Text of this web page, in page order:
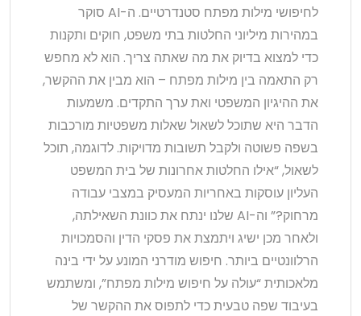
לחיפושי מילות מפתח סטנדרטיים. ה-AI סוקר
במהירות מיליוני החלטות בתי משפט, חוקים ותקנות
כדי למצוא בדיוק את מה שאתה צריך. הוא לא מחפש
רק התאמה בין מילות מפתח – הוא מבין את ההקשר,
את ההיגיון המשפטי ואת ערך התקדים. משמעות
הדבר היא שתוכל לשאול שאלות משפטיות מורכבות
בשפה פשוטה ולקבל תשובות מדויקות. לדוגמה, תוכל
לשאול, “אילו החלטות אחרונות של בית המשפט
העליון עוסקות באחריות המעסיק במצבי עבודה
מרחוק?” וה-AI שלנו ינתח את כוונת השאילתה,
ולאחר מכן ישיג ויתמצת את פסקי הדין והסמכויות
הרלוונטיים ביותר. חיפוש מודרני המונע על ידי בינה
מלאכותית “עולה על חיפוש מילות מפתח”, ומשתמש
בעיבוד שפה טבעית כדי לתפוס את ההקשר של